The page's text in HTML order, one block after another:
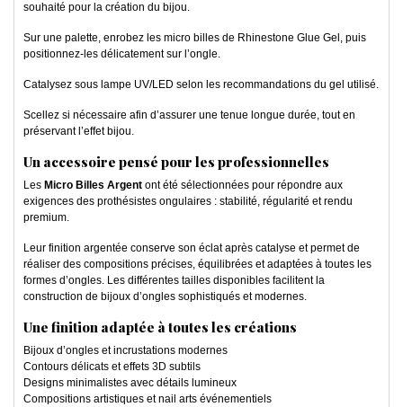
souhaité pour la création du bijou.
Sur une palette, enrobez les micro billes de Rhinestone Glue Gel, puis
positionnez-les délicatement sur l’ongle.
Catalysez sous lampe UV/LED selon les recommandations du gel utilisé.
Scellez si nécessaire afin d’assurer une tenue longue durée, tout en
préservant l’effet bijou.
Un accessoire pensé pour les professionnelles
Les Micro Billes Argent ont été sélectionnées pour répondre aux
exigences des prothésistes ongulaires : stabilité, régularité et rendu
premium.
Leur finition argentée conserve son éclat après catalyse et permet de
réaliser des compositions précises, équilibrées et adaptées à toutes les
formes d’ongles. Les différentes tailles disponibles facilitent la
construction de bijoux d’ongles sophistiqués et modernes.
Une finition adaptée à toutes les créations
Bijoux d’ongles et incrustations modernes
Contours délicats et effets 3D subtils
Designs minimalistes avec détails lumineux
Compositions artistiques et nail arts événementiels